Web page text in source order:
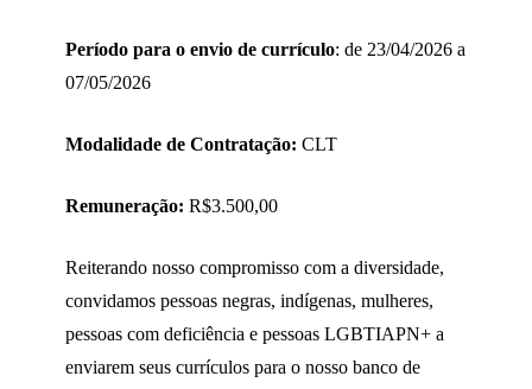
Período para o envio de currículo: de 23/04/2026 a
07/05/2026
Modalidade de Contratação: CLT
Remuneração: R$3.500,00
Reiterando nosso compromisso com a diversidade,
convidamos pessoas negras, indígenas, mulheres,
pessoas com deficiência e pessoas LGBTIAPN+ a
enviarem seus currículos para o nosso banco de